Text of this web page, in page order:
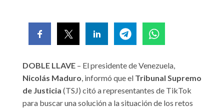
DOBLE LLAVE – El presidente de Venezuela,
Nicolás Maduro, informó que el Tribunal Supremo
de Justicia (TSJ) citó a representantes de TikTok
para buscar una solución a la situación de los retos